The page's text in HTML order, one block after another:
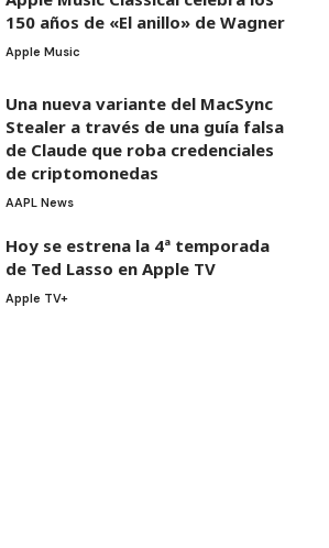
150 años de «El anillo» de Wagner
Apple Music
Una nueva variante del MacSync
Stealer a través de una guía falsa
de Claude que roba credenciales
de criptomonedas
AAPL News
Hoy se estrena la 4ª temporada
de Ted Lasso en Apple TV
Apple TV+